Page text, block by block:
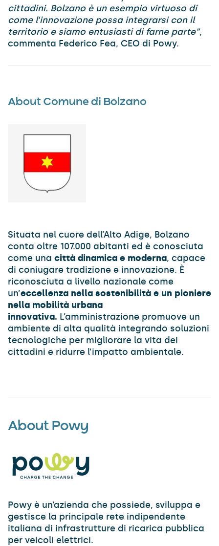
cittadini. Bolzano è un esempio virtuoso di
come l’innovazione possa integrarsi con il
territorio e siamo entusiasti di farne parte”,
commenta Federico Fea, CEO di Powy.
About Comune di Bolzano
Situata nel cuore dell’Alto Adige, Bolzano
conta oltre 107.000 abitanti ed è conosciuta
come una città dinamica e moderna, capace
di coniugare tradizione e innovazione. È
riconosciuta a livello nazionale come
un’eccellenza nella sostenibilità e un pioniere
nella mobilità urbana
innovativa. L’amministrazione promuove un
ambiente di alta qualità integrando soluzioni
tecnologiche per migliorare la vita dei
cittadini e ridurre l’impatto ambientale.
About Powy
Powy è un’azienda che possiede, sviluppa e
gestisce la principale rete indipendente
italiana di infrastrutture di ricarica pubblica
per veicoli elettrici.